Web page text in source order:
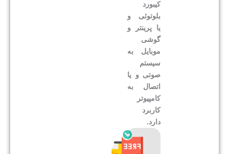
کیبورد
بلوتوثی و
یا پرینتر و
گوشی
موبایل به
سیستم
صوتی و یا
اتصال به
کامپیوتر
کاربرد
دارد.